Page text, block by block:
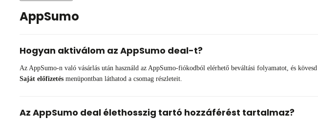
AppSumo
Hogyan aktiválom az AppSumo deal-t?
Az AppSumo-n való vásárlás után használd az AppSumo-fiókodból elérhető beváltási folyamatot, és
Saját előfizetés menüpontban láthatod a csomag részleteit.
Az AppSumo deal élethosszig tartó hozzáférést tartalmaz?